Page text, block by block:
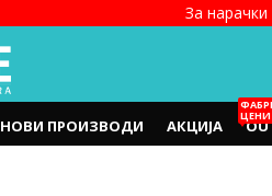
За
НОВИ ПРОИЗВОДИ АКЦИЈА
ЦЕНИ